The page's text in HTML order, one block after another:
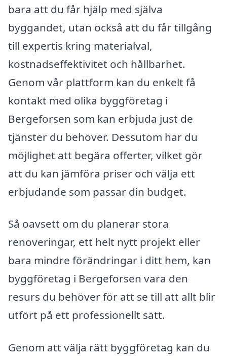
bara att du får hjälp med själva
byggandet, utan också att du får tillgång
till expertis kring materialval,
kostnadseffektivitet och hållbarhet.
Genom vår plattform kan du enkelt få
kontakt med olika byggföretag i
Bergeforsen som kan erbjuda just de
tjänster du behöver. Dessutom har du
möjlighet att begära offerter, vilket gör
att du kan jämföra priser och välja ett
erbjudande som passar din budget.
Så oavsett om du planerar stora
renoveringar, ett helt nytt projekt eller
bara mindre förändringar i ditt hem, kan
byggföretag i Bergeforsen vara den
resurs du behöver för att se till att allt blir
utfört på ett professionellt sätt.
Genom att välja rätt byggföretag kan du